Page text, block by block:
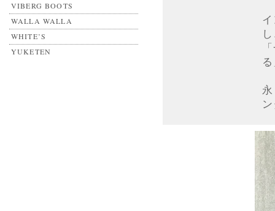
VIBERG BOOTS
WALLA WALLA
WHITE’S
YUKETEN